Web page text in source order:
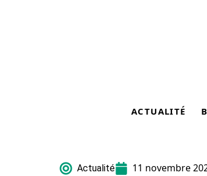
ACTUALITÉ
Actualité 11 novembre